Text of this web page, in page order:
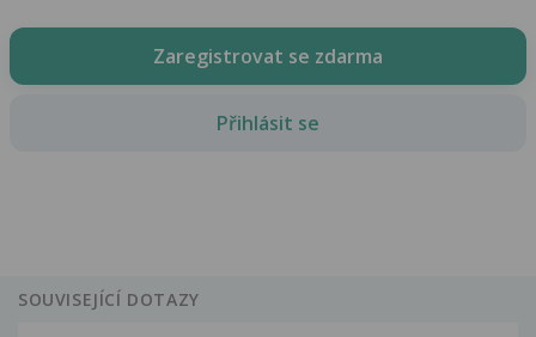
Zaregistrovat se zdarma
Přihlásit se
SOUVISEJÍCÍ DOTAZY